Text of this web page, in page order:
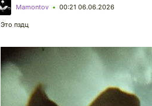
Mamontov • 00:21 06.06.2026
Это пздц